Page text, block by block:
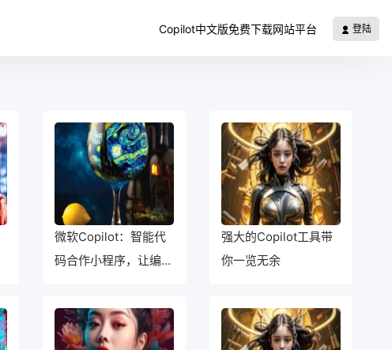
Copilot中文版免费下载网站平台 登陆
微软Copilot：智能代
码合作小程序，让编程
强大的Copilot工具带
你一览无余